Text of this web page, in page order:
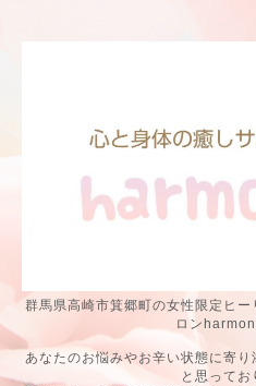
群馬県高崎市箕郷町の女性限定ヒ
ロン
あなたのお悩みやお辛い状態に寄
と思ってお